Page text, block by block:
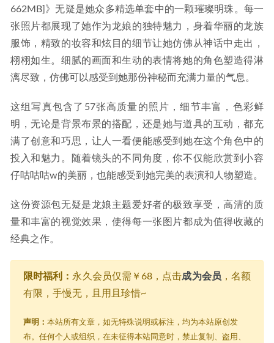
662MB]》无疑是她众多精选单套中的一颗璀璨明珠。每一
张照片都展现了她作为龙娘的独特魅力，身着华丽的龙族
服饰，精致的妆容和炫目的细节让她仿佛从神话中走出，
栩栩如生。细腻的画面和生动的表情将她的角色塑造得淋
漓尽致，仿佛可以感受到她那份神秘而充满力量的气息。
这组写真包含了57张高质量的照片，细节丰富，色彩鲜
明，无论是背景布景的搭配，还是她与道具的互动，都充
满了创意和巧思，让人一看便能感受到她在这个角色中的
投入和魅力。随着镜头的不同角度，你不仅能欣赏到小容
仔咕咕咕w的美丽，也能感受到她完美的表演和人物塑造。
这份资源包无疑是龙娘主题爱好者的极致享受，高清的质
量和丰富的视觉效果，使得每一张图片都成为值得收藏的
经典之作。
限时福利： 永久会员仅需￥68，点击成为会员 ，名额
有限，手慢无，且用且珍惜~
声明： 本站所有文章，如无特殊说明或标注，均为本站原创发
布。任何个人或组织，在未征得本站同意时，禁止复制、盗用、